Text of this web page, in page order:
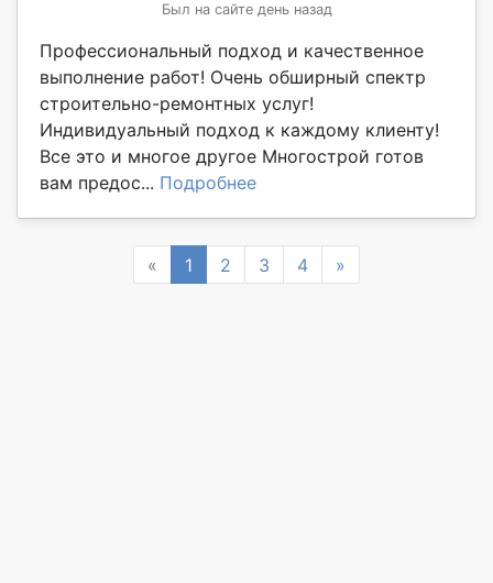
Был на сайте день назад
Профессиональный подход и качественное
выполнение работ! Очень обширный спектр
строительно-ремонтных услуг!
Индивидуальный подход к каждому клиенту!
Все это и многое другое Многострой готов
вам предос... Подробнее
« Previous
1 2 3 4 »